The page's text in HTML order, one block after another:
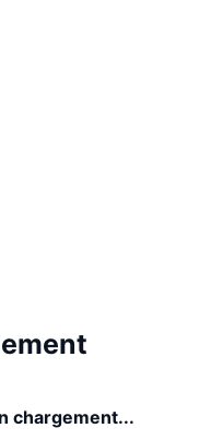
chargement...